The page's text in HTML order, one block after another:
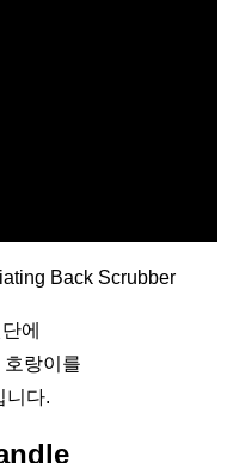
Back Scrubber
에
호랑이를
니다.